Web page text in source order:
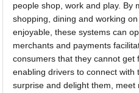
people shop, work and play. By
shopping, dining and working
enjoyable, these systems can
merchants and payments
consumers that they cannot get
enabling drivers to connect with
surprise and delight them,